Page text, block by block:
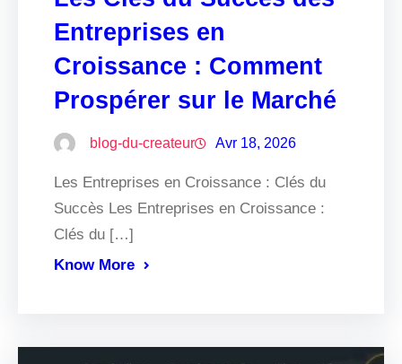
Entreprises en
Croissance : Comment
Prospérer sur le Marché
blog-du-createur Avr 18, 2026
Les Entreprises en Croissance : Clés du
Succès Les Entreprises en Croissance :
Clés du […]
Know More